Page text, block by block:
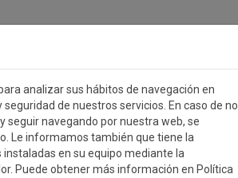
analizar sus hábitos de navegación en
de nuestros servicios. En caso de no
navegando por nuestra web, se
Le informamos también que tiene la
en su equipo mediante la
Puede obtener más información en Política
PLACAS REGALOS